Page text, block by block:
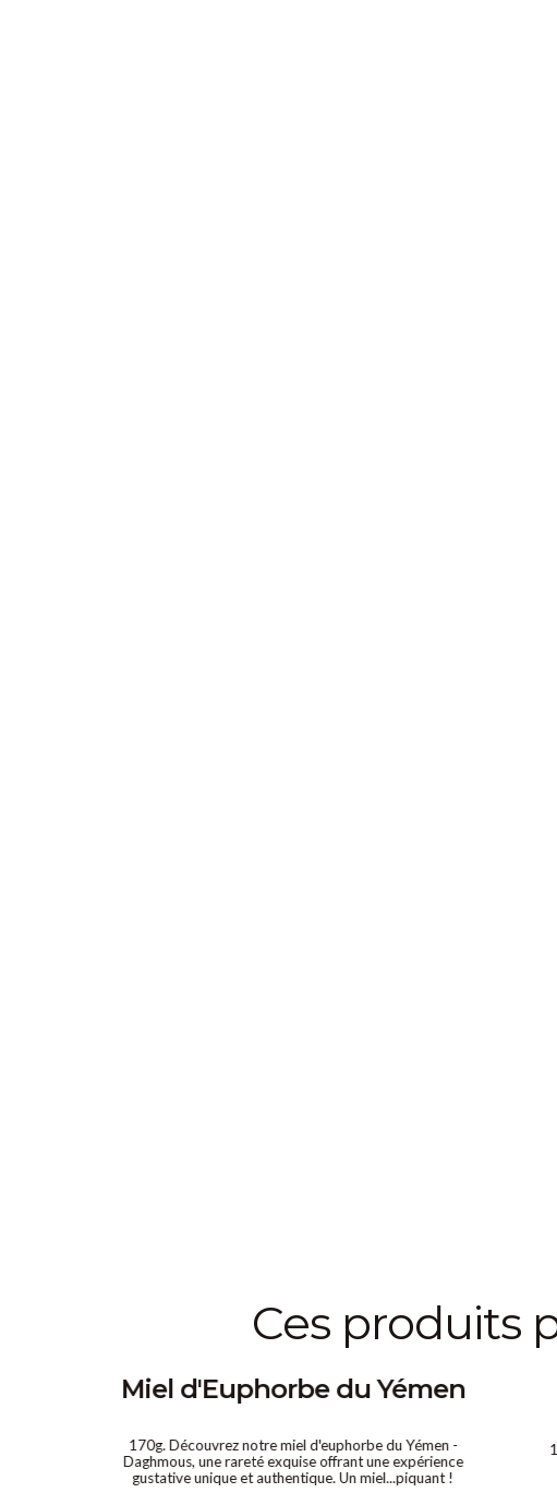
ces produits
Miel d'Euphorbe du Yémen
170g. Découvrez notre miel d'euphorbe du Yémen -
Daghmous, une rareté exquise offrant une expérience
gustative unique et authentique. Un miel...piquant !